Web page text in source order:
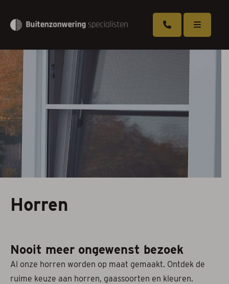
Overkappingen
Zonneschermen
Markiezen
Serrezonwering
Projectzonwering
Over ons
Horren
Nooit meer ongewenst bezoek
Al onze horren worden op maat gemaakt. Ontdek de
ruime keuze aan horren, gaassoorten en kleuren.